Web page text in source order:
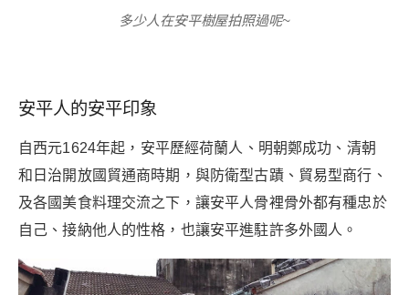
多少人在安平樹屋拍照過呢~
安平人的安平印象
自西元1624年起，安平歷經荷蘭人、明朝鄭成功、清朝
和日治開放國貿通商時期 ，與防衛型古蹟、貿易型商行、
及各國美食料理交流之下，讓安平人骨裡骨外都有種忠於
自己、接納他人的性格，也讓安平進駐許多外國人。